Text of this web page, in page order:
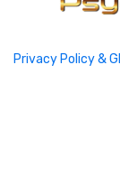
Privacy Policy &